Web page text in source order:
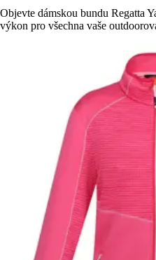
Objevte dámskou bundu Regatta
výkon pro všechna vaše